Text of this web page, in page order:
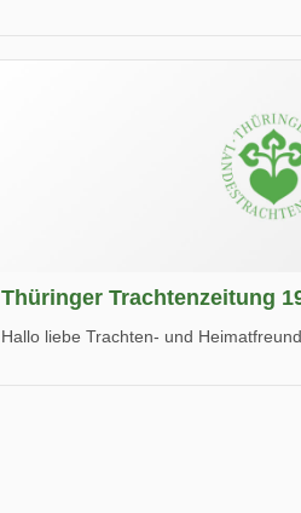
Thüringer Trachtenzeitung
Hallo liebe Trachten- und